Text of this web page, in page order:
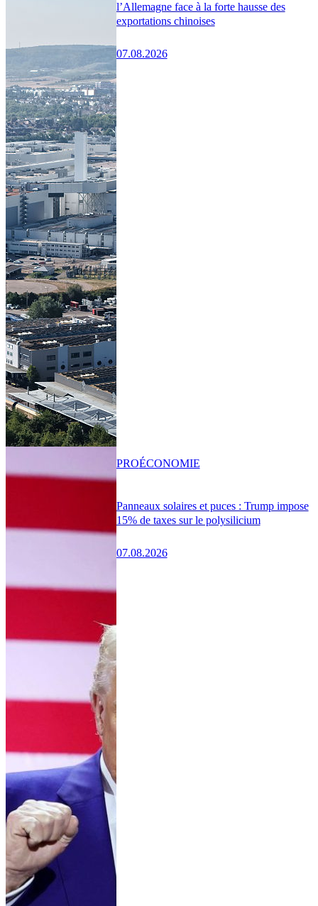
l’Allemagne face à la forte hausse des
exportations chinoises
07.08.2026
Panneaux solaires et puces : Trump impose
15% de taxes sur le polysilicium
07.08.2026
PROÉCONOMIE